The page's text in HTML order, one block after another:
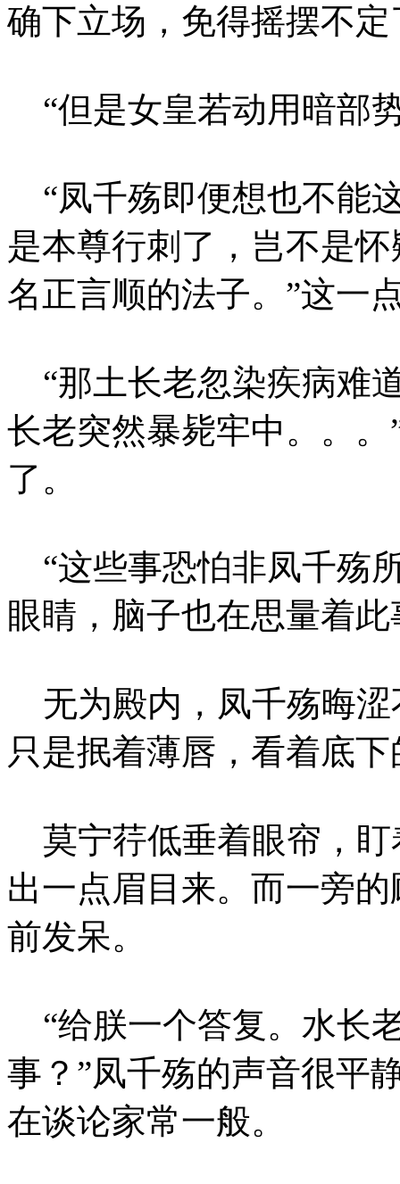
确下立场，免得摇摆不定
“但是女皇若动用暗部
“凤千殇即便想也不能
是本尊行刺了，岂不是
名正言顺的法子。”这一
“那土长老忽染疾病难
长老突然暴毙牢中。。
了。
“这些事恐怕非凤千殇
眼睛，脑子也在思量着此
无为殿内，凤千殇晦涩
只是抿着薄唇，看着底
莫宁荇低垂着眼帘，盯
出一点眉目来。而一旁
前发呆。
“给朕一个答复。水长
事？”凤千殇的声音很平
在谈论家常一般。